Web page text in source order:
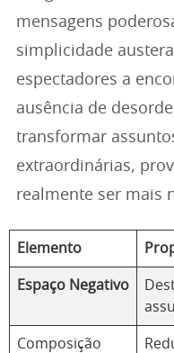
mensagens
simplicidade
espectadores a
ausência de
transformar
extraordinárias,
realmente ser mais
Elemento
Espaço Negativo
Composição